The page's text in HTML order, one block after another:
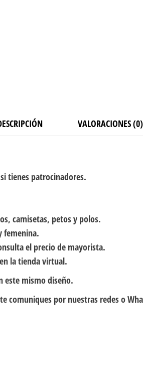
VALORACIONES (0)
tienes patrocinadores.
camisetas, petos y polos.
femenina.
el precio de mayorista.
la tienda virtual.
este mismo diseño.
comuniques por nuestras redes o